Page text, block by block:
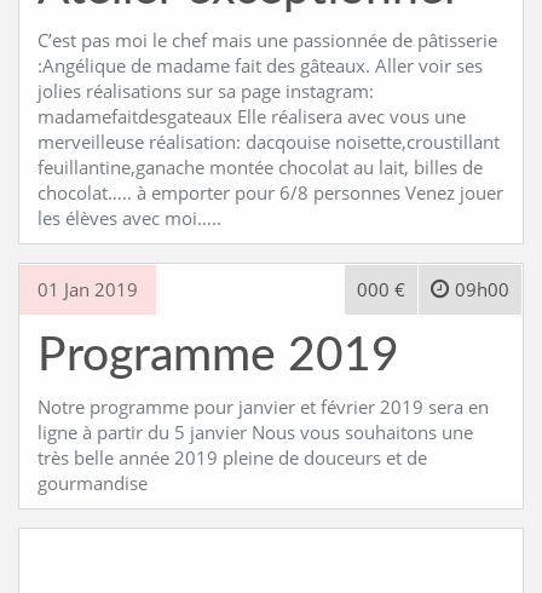
C’est pas moi le chef mais une passionnée de pâtisserie
:Angélique de madame fait des gâteaux. Aller voir ses
jolies réalisations sur sa page instagram:
madamefaitdesgateaux Elle réalisera avec vous une
merveilleuse réalisation: dacqouise noisette,croustillant
feuillantine,ganache montée chocolat au lait, billes de
chocolat….. à emporter pour 6/8 personnes Venez jouer
les élèves avec moi…..
01 Jan 2019 09h00
000 €
Programme 2019
Notre programme pour janvier et février 2019 sera en
ligne à partir du 5 janvier Nous vous souhaitons une
très belle année 2019 pleine de douceurs et de
gourmandise